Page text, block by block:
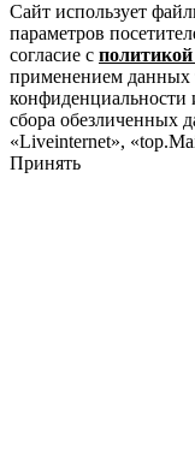
Сайт использует
параметров
согласие с
применением данных
конфиденциальности
сбора обезличенных
«Liveinternet»,
Принять